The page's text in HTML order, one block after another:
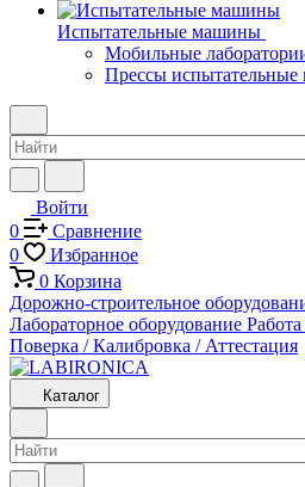
Испытательные машины
Мобильные
Прессы испытательные
Войти
0
Сравнение
0
Избранное
0 Корзина
Дорожно-строительное
Лабораторное оборудование
Поверка / Калибровка / Аттестация
Каталог